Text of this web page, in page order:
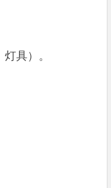
具）。